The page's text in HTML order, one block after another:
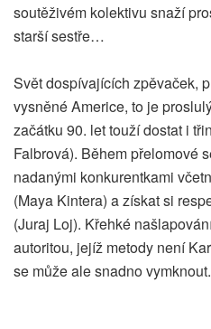
soutěživém kolektivu snaží
starší sestře…
Svět dospívajících zpěvaček,
vysněné Americe, to je
začátku 90. let touží dostat i
Falbrová). Během přelomové
nadanými konkurentkami
(Maya Kintera) a získat si
(Juraj Loj). Křehké
autoritou, jejíž metody není
se může ale snadno vymknout.